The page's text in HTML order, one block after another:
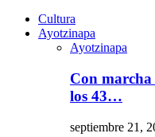
Cultura
Ayotzinapa
Ayotzinapa
Con
los 43…
septiembre 21,